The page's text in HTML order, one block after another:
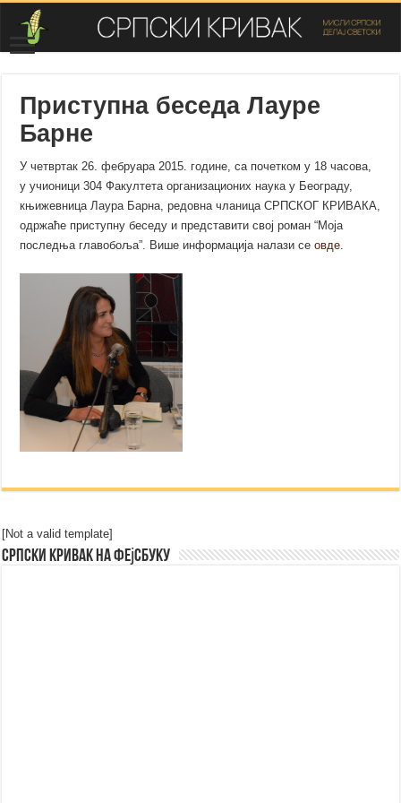
Приступна беседа Лауре
Барне
У четвртак 26. фебруара 2015. године, са почетком у 18 часова,
у учионици 304 Факултета организационих наука у Београду,
књижевница Лаура Барна, редовна чланица СРПСКОГ КРИВАКА,
одржаће приступну беседу и представити свој роман “Моја
последња главобоља”. Више информација налази сеовде
[Not a valid template]
Српски Кривак на Фејсбуку